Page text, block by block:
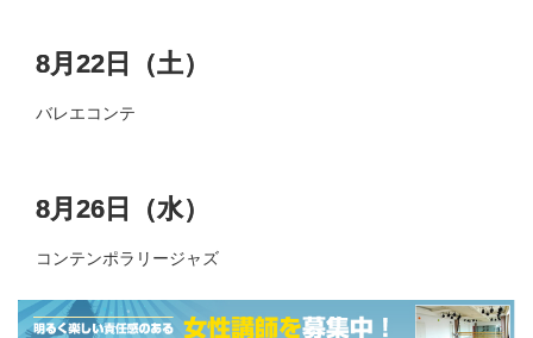
8月22日（土）
バレエコンテ
8月26日（水）
コンテンポラリージャズ